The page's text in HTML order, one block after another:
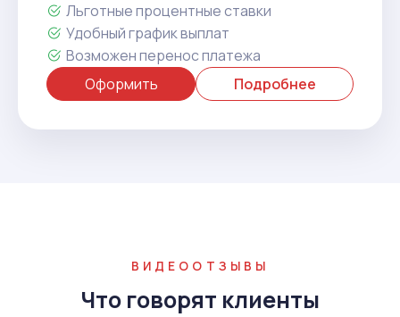
Льготные процентные ставки
Удобный график выплат
Возможен перенос платежа
Оформить
Подробнее
ВИДЕООТЗЫВЫ
Что говорят клиенты